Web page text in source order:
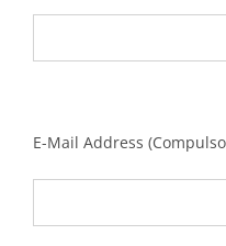
E-Mail Address